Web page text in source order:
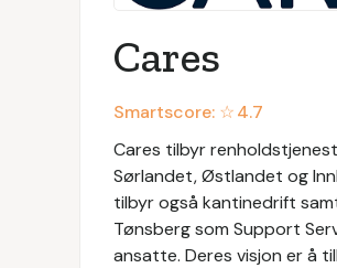
Cares
Smartscore: ☆4.7
Cares tilbyr
Sørlandet, Østlandet og
tilbyr også kantinedrift
Tønsberg som Support
ansatte. Deres visjon er å